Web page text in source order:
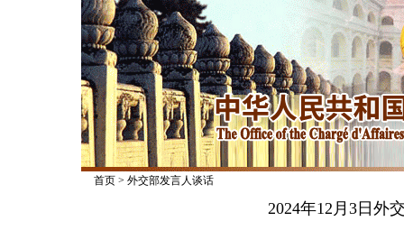
首页> 外交部发言人谈话
2024年12月3日外